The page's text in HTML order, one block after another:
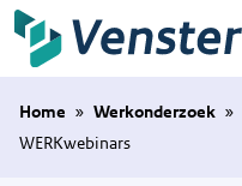
Naar hoofdinhoud
Home » Werkonderzoek »
WERKwebinars